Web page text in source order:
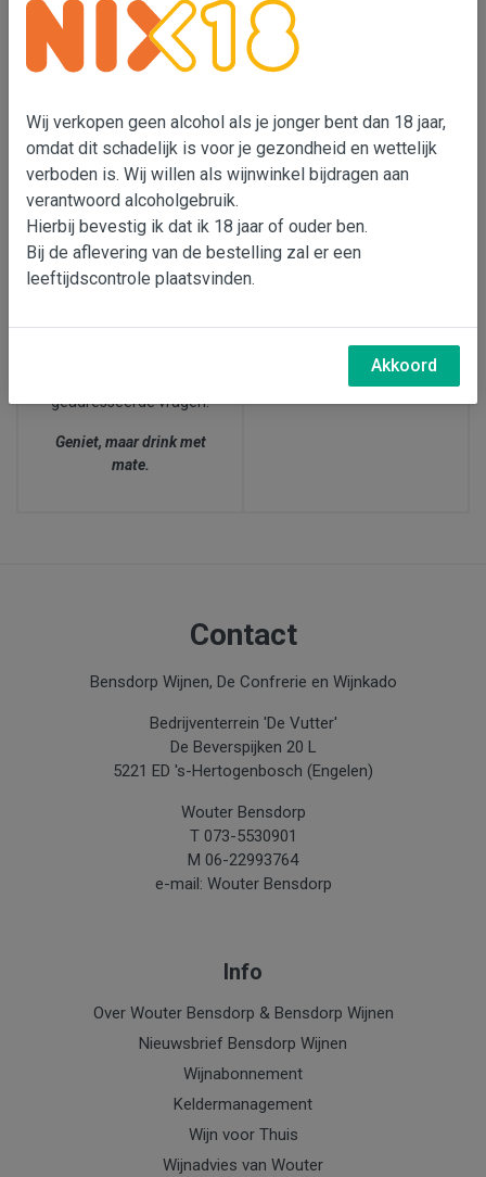
Nix 18
dan 18 jaar, omdat dit
schadelijk is voor je
gezondheid en wettelijk
verboden is. Wij willen als
wijnimporteur bijdragen
aan verantwoord
alcoholgebruik. Er is met
onze transportpartners
twijfel over de leeftijd
geadresseerde vragen.
Geniet, maar drink met
mate.
proeverijen, check de
data in de balk hierboven
wijnproeverij
hier 🍷
ons in Den Bosch (15.00-
17.30 uur)
Contact
Bensdorp Wijnen, De Confrerie en Wijnkado
Bedrijventerrein 'De Vutter'
De Beverspijken 20 L
5221 ED 's-Hertogenbosch (Engelen)
Wouter Bensdorp
T 073-5530901
M 06-22993764
e-mail: Wouter Bensdorp
Info
Over Wouter Bensdorp & Bensdorp Wijnen
Nieuwsbrief Bensdorp Wijnen
Wijnabonnement
Keldermanagement
Wijn voor Thuis
Wijnadvies van Wouter
Wij verkopen geen alcohol als je jonger bent dan 18 jaar,
omdat dit schadelijk is voor je gezondheid en wettelijk
verboden is. Wij willen als wijnwinkel bijdragen aan
verantwoord alcoholgebruik.
Hierbij bevestig ik dat ik 18 jaar of ouder ben.
Bij de aflevering van de bestelling zal er een
leeftijdscontrole plaatsvinden.
Akkoord